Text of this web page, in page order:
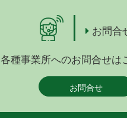
お問合
各種事業所へのお問合せは
お問合せ